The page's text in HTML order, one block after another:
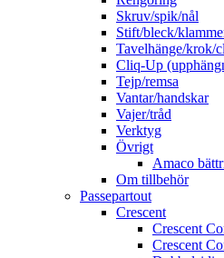
Skruv/spik/nål
Stift/bleck/
Tavelhänge/krok/
Cliq-Up
Tejp/remsa
Vantar/handskar
Vajer/tråd
Verktyg
Övrigt
Amaco
Om tillbehör
Passepartout
Crescent
Crescent
Crescent